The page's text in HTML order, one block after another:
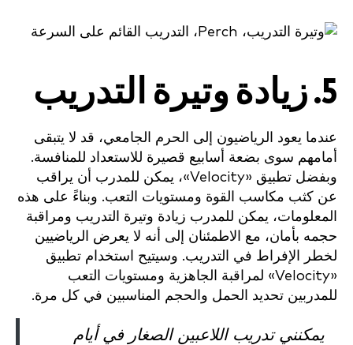
5. زيادة وتيرة التدريب
عندما يعود الرياضيون إلى الحرم الجامعي، قد لا يتبقى
أمامهم سوى بضعة أسابيع قصيرة للاستعداد للمنافسة.
وبفضل تطبيق «Velocity»، يمكن للمدرب أن يراقب
عن كثب مكاسب القوة ومستويات التعب. وبناءً على هذه
المعلومات، يمكن للمدرب زيادة وتيرة التدريب ومراقبة
حجمه بأمان، مع الاطمئنان إلى أنه لا يعرض الرياضيين
لخطر الإفراط في التدريب. وسيتيح استخدام تطبيق
«Velocity» لمراقبة الجاهزية ومستويات التعب
للمدربين تحديد الحمل والحجم المناسبين في كل مرة.
يمكنني تدريب اللاعبين الصغار في أيام